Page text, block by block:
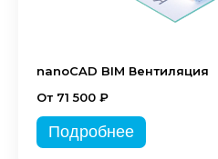
nanoCAD BIM Вентиляция
От 71 500 ₽
Подробнее